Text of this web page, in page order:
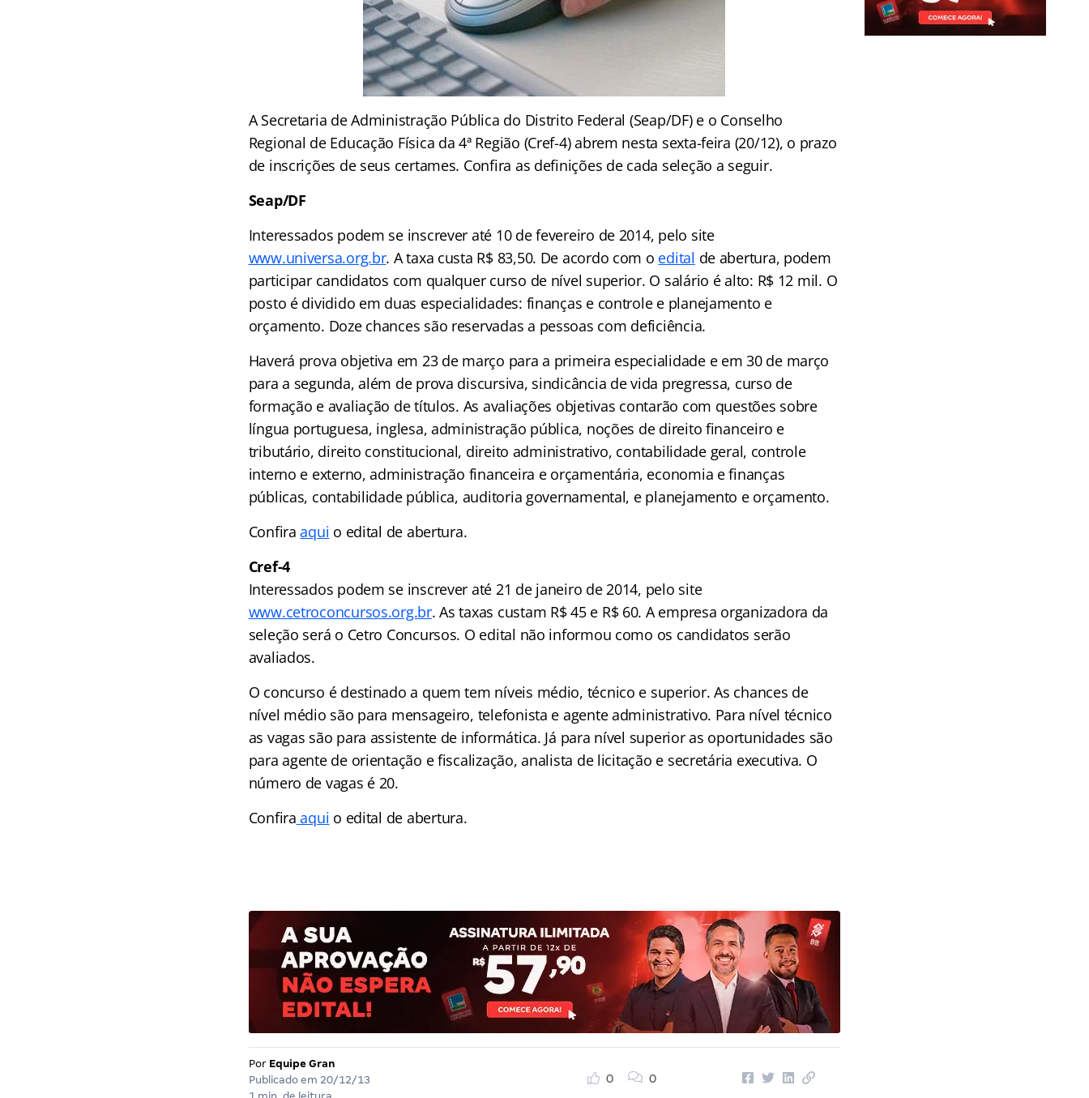
A Secretaria de Administração Pública do Distrito Federal (Seap/DF) e o Conselho
Regional de Educação Física da 4ª Região (Cref-4) abrem nesta sexta-feira (20/12), o prazo
de inscrições de seus certames. Confira as definições de cada seleção a seguir.
Seap/DF
Interessados podem se inscrever até 10 de fevereiro de 2014, pelo site
www.universa.org.br. A taxa custa R$ 83,50. De acordo com o edital de abertura, podem
participar candidatos com qualquer curso de nível superior. O salário é alto: R$ 12 mil. O
posto é dividido em duas especialidades: finanças e controle e planejamento e
orçamento. Doze chances são reservadas a pessoas com deficiência.
Haverá prova objetiva em 23 de março para a primeira especialidade e em 30 de março
para a segunda, além de prova discursiva, sindicância de vida pregressa, curso de
formação e avaliação de títulos. As avaliações objetivas contarão com questões sobre
língua portuguesa, inglesa, administração pública, noções de direito financeiro e
tributário, direito constitucional, direito administrativo, contabilidade geral, controle
interno e externo, administração financeira e orçamentária, economia e finanças
públicas, contabilidade pública, auditoria governamental, e planejamento e orçamento.
Confiraaqui o edital de abertura.
Cref-4
Interessados podem se inscrever até 21 de janeiro de 2014, pelo site
www.cetroconcursos.org.br. As taxas custam R$ 45 e R$ 60. A empresa organizadora da
seleção será o Cetro Concursos. O edital não informou como os candidatos serão
avaliados.
O concurso é destinado a quem tem níveis médio, técnico e superior. As chances de
nível médio são para mensageiro, telefonista e agente administrativo. Para nível técnico
as vagas são para assistente de informática. Já para nível superior as oportunidades são
para agente de orientação e fiscalização, analista de licitação e secretária executiva. O
número de vagas é 20.
Confira aqui o edital de abertura.
Por Equipe Gran
Publicado em 20/12/13
0 0